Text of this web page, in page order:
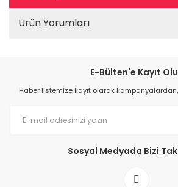
Ürün Yorumları
E-Bülten'e Kayıt
Haber listemize kayıt olarak
Sosyal Medyada Bizi